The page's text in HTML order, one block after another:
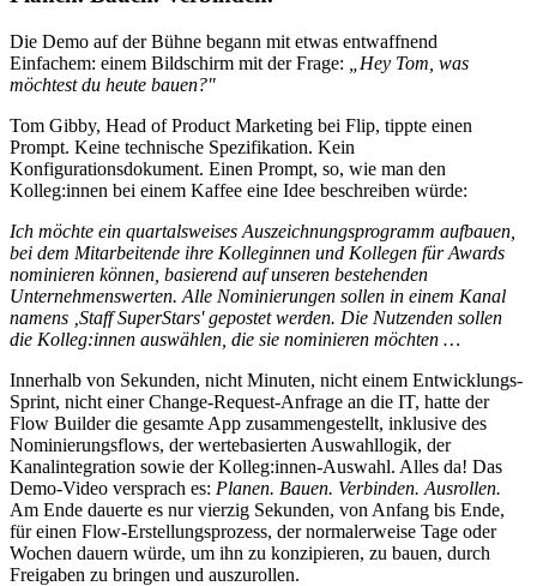
Die Demo auf der Bühne begann mit etwas entwaffnend
Einfachem: einem Bildschirm mit der Frage:
„Hey Tom, was
möchtest du heute bauen?"
Tom Gibby, Head of Product Marketing bei Flip, tippte einen
Prompt. Keine technische Spezifikation. Kein
Konfigurationsdokument. Einen Prompt, so, wie man den
Kolleg:innen bei einem Kaffee eine Idee beschreiben würde:
Ich möchte ein quartalsweises Auszeichnungsprogramm aufbauen,
bei dem Mitarbeitende ihre Kolleginnen und Kollegen für Awards
nominieren können, basierend auf unseren bestehenden
Unternehmenswerten. Alle Nominierungen sollen in einem Kanal
namens ‚Staff SuperStars' gepostet werden. Die Nutzenden sollen
die Kolleg:innen auswählen, die sie nominieren möchten …
Innerhalb von Sekunden, nicht Minuten, nicht einem Entwicklungs-
Sprint, nicht einer Change-Request-Anfrage an die IT, hatte der
Flow Builder die gesamte App zusammengestellt, inklusive des
Nominierungsflows, der wertebasierten Auswahllogik, der
Kanalintegration sowie der Kolleg:innen-Auswahl. Alles da! Das
Demo-Video versprach es: Planen. Bauen. Verbinden. Ausrollen.
Am Ende dauerte es nur vierzig Sekunden, von Anfang bis Ende,
für einen Flow-Erstellungsprozess, der normalerweise Tage oder
Wochen dauern würde, um ihn zu konzipieren, zu bauen, durch
Freigaben zu bringen und auszurollen.